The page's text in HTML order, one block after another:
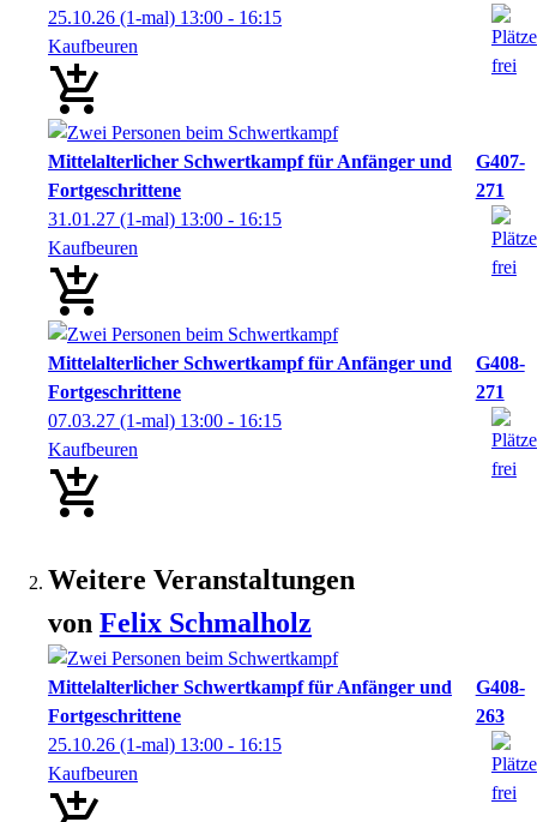
25.10.26 (1-mal) 13:00 - 16:15
Kaufbeuren
Mittelalterlicher Schwertkampf für Anfänger und
Fortgeschrittene
G407-
271
31.01.27 (1-mal) 13:00 - 16:15
Kaufbeuren
Mittelalterlicher Schwertkampf für Anfänger und
Fortgeschrittene
G408-
271
07.03.27 (1-mal) 13:00 - 16:15
Kaufbeuren
Weitere Veranstaltungen
von Felix Schmalholz
Mittelalterlicher Schwertkampf für Anfänger und
Fortgeschrittene
G408-
263
25.10.26 (1-mal) 13:00 - 16:15
Kaufbeuren